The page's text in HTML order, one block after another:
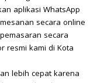
aplikasi WhatsApp
secara online
secara
resmi kami di Kota
lebih cepat karena